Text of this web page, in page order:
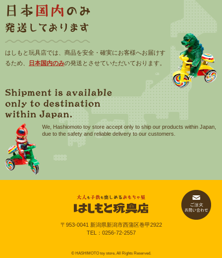
はしもと玩具店では、商品を安全・確実にお客様へお届けす
るため、
日本国内のみの発送とさせていただいております。
We, Hashiomoto toy store accept only to ship our products within Japan,
due to the safety and reliable delivery to our customers.
〒953-0041 新潟県新潟市西蒲区巻甲2922
TEL： 0256-72-2557
© HASHIMOTO toy store, All Rights Reserved.